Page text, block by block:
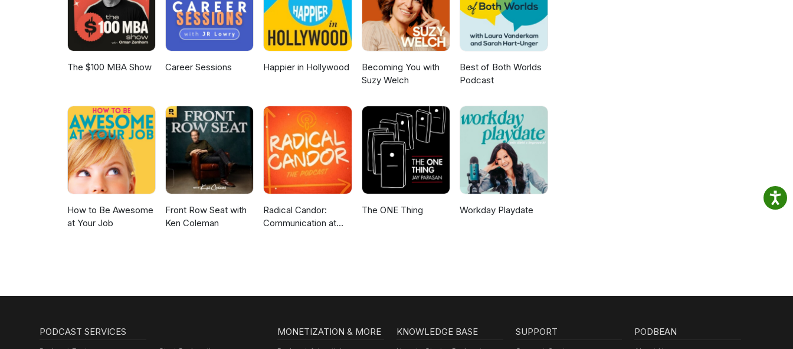
stowarzyszenie/mycompany/?viewAsMember=true
The $100 MBA Show Career Sessions Happier in Hollywood
Becoming You with
Suzy Welch
Best of Both Worlds
Podcast
How to Be Awesome
at Your Job
Front Row Seat with
Ken Coleman
Radical Candor:
Communication at
The ONE Thing Workday Playdate
PODCAST SERVICES MONETIZATION & MORE KNOWLEDGE BASE SUPPORT PODBEAN